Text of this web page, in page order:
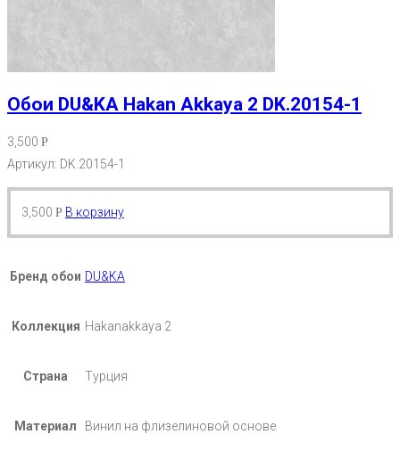
Обои DU&KA Hakan Akkaya 2 DK.20154-1
3,500 Р
Артикул: DK.20154-1
3,500 Р В корзину
Бренд обои DU&KA
Коллекция Hakanakkaya 2
Страна Турция
Материал Винил на флизелиновой основе